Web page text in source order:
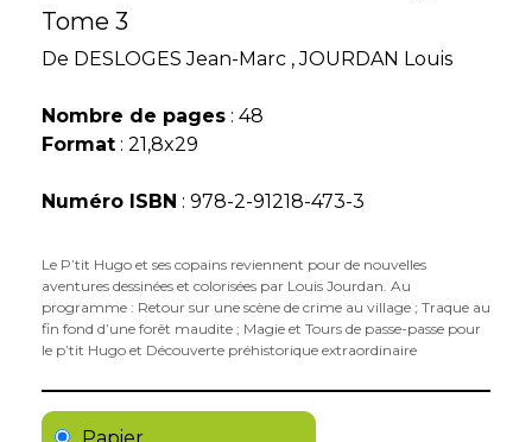
Tome 3
De DESLOGES Jean-Marc ,JOURDAN Louis
Nombre de pages : 48
Format : 21,8x29
Numéro ISBN : 978-2-91218-473-3
Le Pʼtit Hugo et ses copains reviennent pour de nouvelles
aventures dessinées et colorisées par Louis Jourdan. Au
programme : Retour sur une scène de crime au village ; Traque au
fin fond dʼune forêt maudite ; Magie et Tours de passe-passe pour
le pʼtit Hugo et Découverte préhistorique extraordinaire